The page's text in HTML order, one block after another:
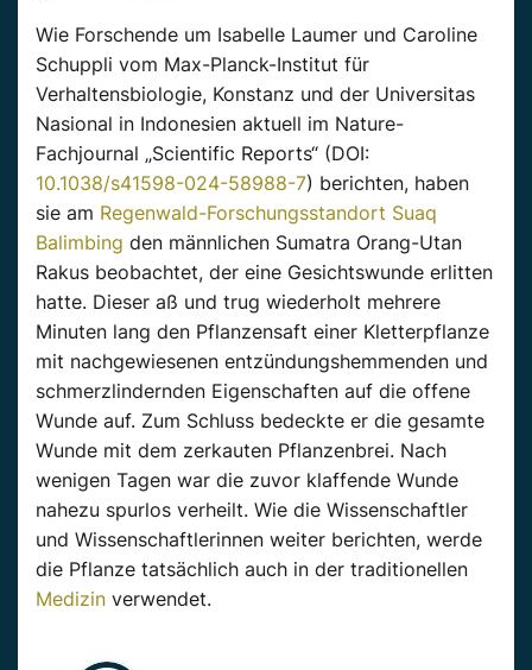
Wie Forschende um Isabelle Laumer und Caroline
Schuppli vom Max-Planck-Institut für
Verhaltensbiologie, Konstanz und der Universitas
Nasional in Indonesien aktuell im Nature-
Fachjournal „Scientific Reports“ (DOI:
10.1038/s41598-024-58988-7) berichten, haben
sie am Regenwald-Forschungsstandort Suaq
Balimbing den männlichen Sumatra Orang-Utan
Rakus beobachtet, der eine Gesichtswunde erlitten
hatte. Dieser aß und trug wiederholt mehrere
Minuten lang den Pflanzensaft einer Kletterpflanze
mit nachgewiesenen entzündungshemmenden und
schmerzlindernden Eigenschaften auf die offene
Wunde auf. Zum Schluss bedeckte er die gesamte
Wunde mit dem zerkauten Pflanzenbrei. Nach
wenigen Tagen war die zuvor klaffende Wunde
nahezu spurlos verheilt. Wie die Wissenschaftler
und Wissenschaftlerinnen weiter berichten, werde
die Pflanze tatsächlich auch in der traditionellen
Medizin verwendet.